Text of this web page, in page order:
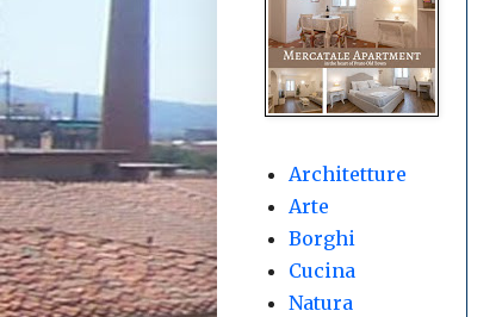
Architetture
Arte
Borghi
Cucina
Natura